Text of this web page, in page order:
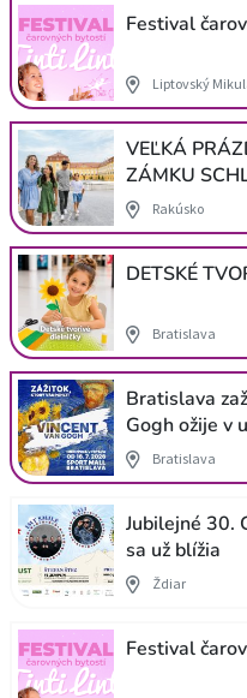
Festival
Liptovský
VEĽKÁ
ZÁMKU
Rakúsko
DETSKÉ
Bratislava
Bratislava
Gogh ožije v
Bratislava
Jubilejné 30.
sa už blížia
Ždiar
Festival